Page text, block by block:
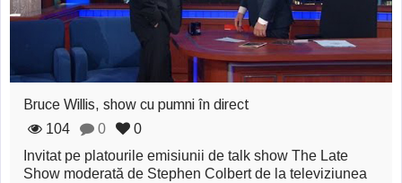
zburătoare în Mexic
Magia în Thailanda
Madona lacrimilor
din Siracusa
(Silcilia)
Uimitoarea viaţă a
Bruce Willis, show cu pumni în direct
104
0
0
Invitat pe platourile emisiunii de talk show The Late
Show moderată de Stephen Colbert de la televiziunea